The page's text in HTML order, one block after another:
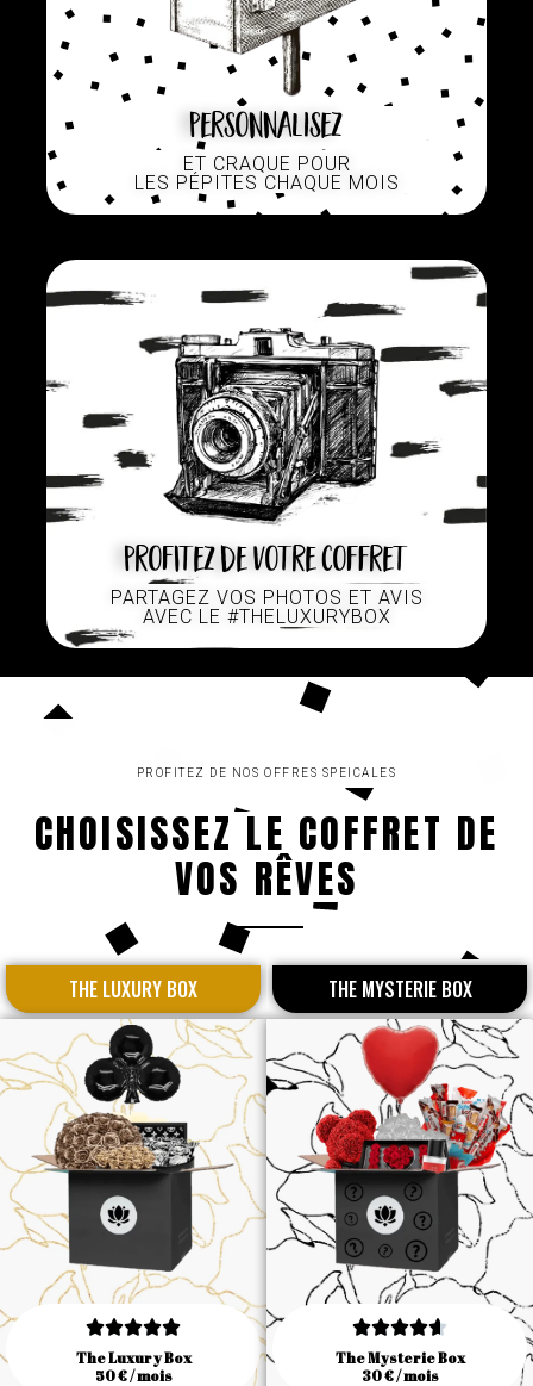
Personnalisez
ET CRAQUE POUR
LES PÉPITES CHAQUE MOIS
Profitez de votre coffret
PARTAGEZ VOS PHOTOS ET AVIS
AVEC LE #THELUXURYBOX
PROFITEZ DE NOS OFFRES SPEICALES
CHOISISSEZ LE COFFRET DE
VOS RÊVES
THE LUXURY BOX THE MYSTERIE BOX

The Luxury Box
50 € / mois

The Mysterie Box
30 € / mois